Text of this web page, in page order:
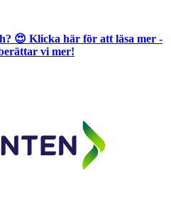
😍 Klicka här för att läsa mer -
vi mer!